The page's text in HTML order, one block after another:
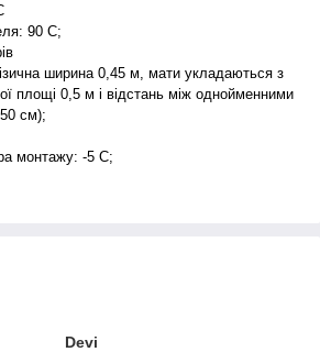
90 С;
ширина 0,45 м, мати укладаються з
площі 0,5 м і відстань між однойменними
см);
монтажу: -5 С;
Devi